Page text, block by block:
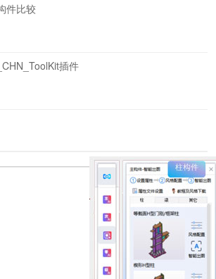
件比较
插件